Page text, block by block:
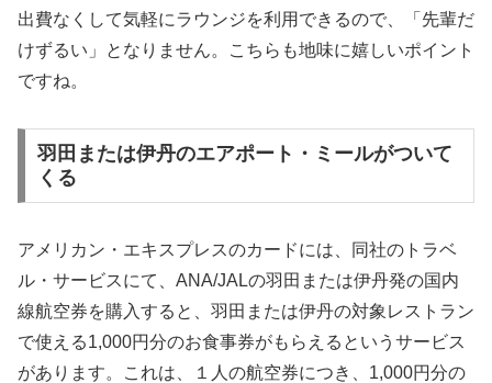
出費なくして気軽にラウンジを利用できるので、「先輩だ
けずるい」となりません。こちらも地味に嬉しいポイント
ですね。
羽田または伊丹のエアポート・ミールがついて
くる
アメリカン・エキスプレスのカードには、同社のトラベ
ル・サービスにて、ANA/JALの羽田または伊丹発の国内
線航空券を購入すると、羽田または伊丹の対象レストラン
で使える1,000円分のお食事券がもらえるというサービス
があります。これは、１人の航空券につき、1,000円分の